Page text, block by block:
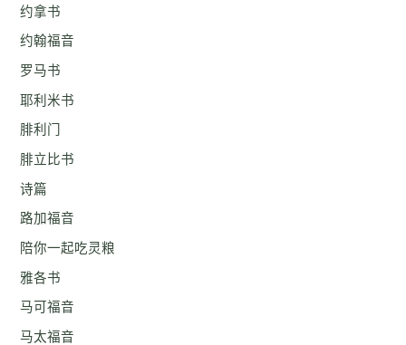
约拿书
约翰福音
罗马书
耶利米书
腓利门
腓立比书
诗篇
路加福音
陪你一起吃灵粮
雅各书
马可福音
马太福音